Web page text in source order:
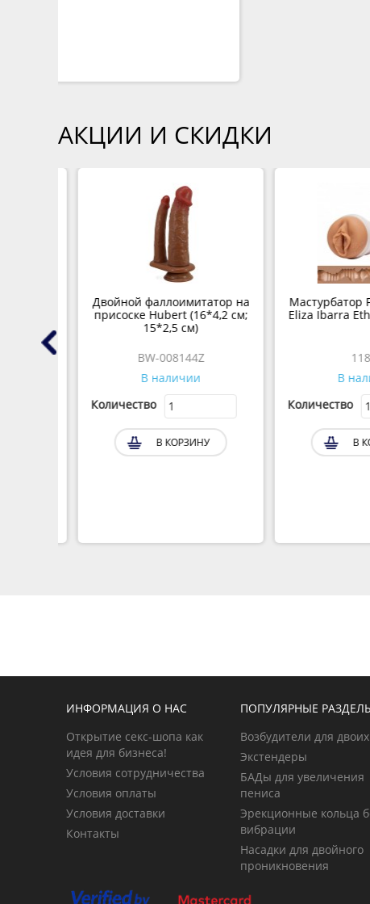
АКЦИИ И СКИДКИ
Двойной фаллоимитатор на
присоске Hubert (16*4,2 см;
15*2,5 см)
BW-008144Z
В наличии
Количество
В КОРЗИНУ
Мастурбатор
Eliza Ibarra
11826
В
Количество
В
ИНФОРМАЦИЯ О НАС
Открытие секс-шопа как
идея для бизнеса!
Условия сотрудничества
Условия оплаты
Условия доставки
Контакты
ПОПУЛЯРНЫЕ
Возбудители для двоих
Экстендеры
БАДы для увеличения
пениса
Эрекционные кольца
вибрации
Насадки для двойного
проникновения